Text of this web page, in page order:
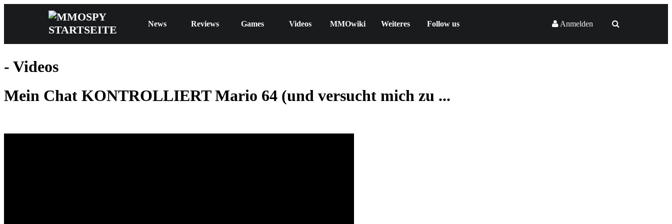
News Reviews Games Videos MMOwiki Weiteres Follow us Anmelden
- Videos
Mein Chat KONTROLLIERT Mario 64 (und versucht mich zu ...